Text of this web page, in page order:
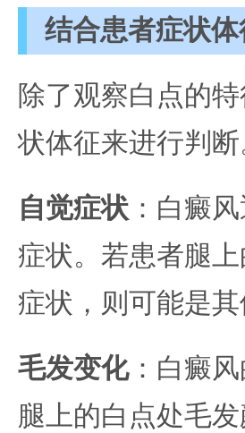
结合患者症状体
除了观察白点的
状体征来进行判断
自觉症状 ：白癜
症状。若患者腿
症状，则可能是
毛发变化：白癜
腿上的白点处毛